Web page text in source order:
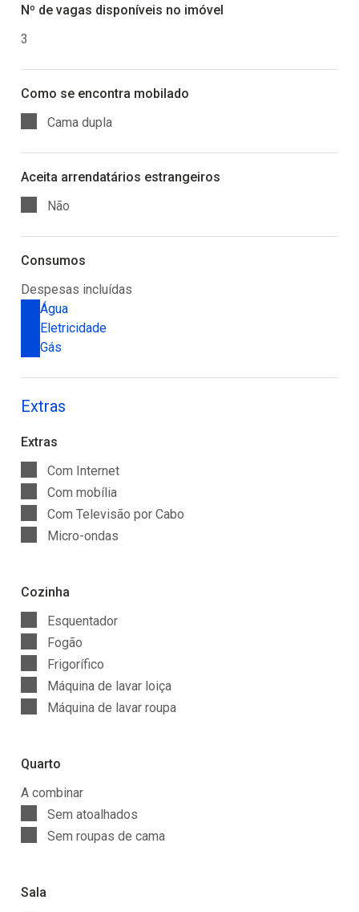
Nº de vagas disponíveis no imóvel
3
Como se encontra mobilado
Cama dupla
Aceita arrendatários estrangeiros
Não
Consumos
Despesas incluídas
Água
Eletricidade
Gás
Extras
Extras
Com Internet
Com mobília
Com Televisão por Cabo
Micro-ondas
Cozinha
Esquentador
Fogão
Frigorífico
Máquina de lavar loiça
Máquina de lavar roupa
Quarto
A combinar
Sem atoalhados
Sem roupas de cama
Sala